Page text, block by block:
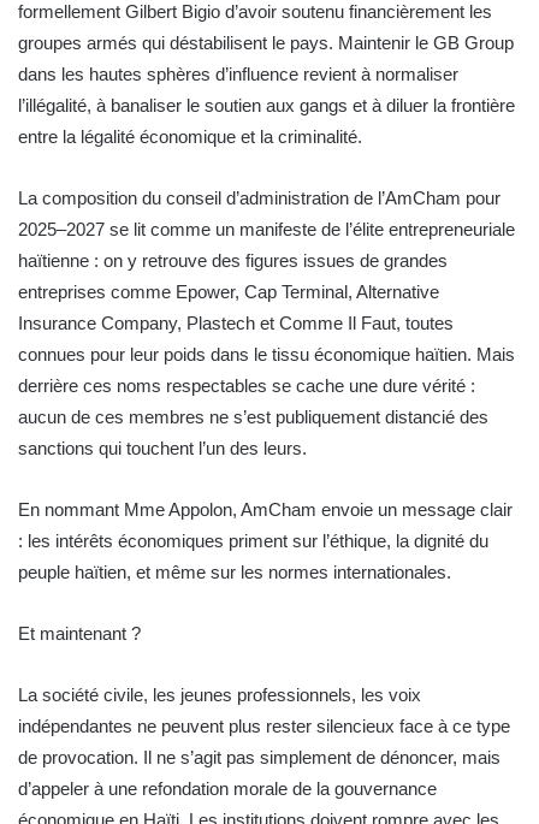
formellement Gilbert Bigio d’avoir soutenu financièrement les
groupes armés qui déstabilisent le pays. Maintenir le GB Group
dans les hautes sphères d’influence revient à normaliser
l’illégalité, à banaliser le soutien aux gangs et à diluer la frontière
entre la légalité économique et la criminalité.
La composition du conseil d’administration de l’AmCham pour
2025–2027 se lit comme un manifeste de l’élite entrepreneuriale
haïtienne : on y retrouve des figures issues de grandes
entreprises comme Epower, Cap Terminal, Alternative
Insurance Company, Plastech et Comme Il Faut, toutes
connues pour leur poids dans le tissu économique haïtien. Mais
derrière ces noms respectables se cache une dure vérité :
aucun de ces membres ne s’est publiquement distancié des
sanctions qui touchent l’un des leurs.
En nommant Mme Appolon, AmCham envoie un message clair
: les intérêts économiques priment sur l’éthique, la dignité du
peuple haïtien, et même sur les normes internationales.
Et maintenant ?
La société civile, les jeunes professionnels, les voix
indépendantes ne peuvent plus rester silencieux face à ce type
de provocation. Il ne s’agit pas simplement de dénoncer, mais
d’appeler à une refondation morale de la gouvernance
économique en Haïti. Les institutions doivent rompre avec les